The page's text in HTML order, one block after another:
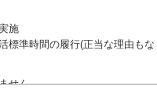
施
標準時間の履行(正当な理由も
せん。